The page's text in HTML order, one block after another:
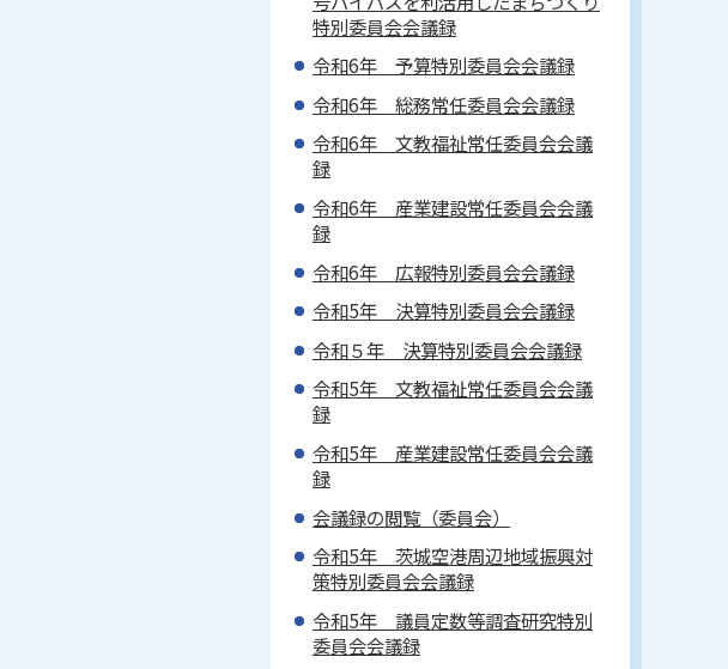
特別委員会会議録
令和6年 予算特別委員会会議録
令和6年 総務常任委員会会議録
令和6年 文教福祉常任委員会会議
録
令和6年 産業建設常任委員会会議
録
令和6年 広報特別委員会会議録
令和5年 決算特別委員会会議録
令和５年 決算特別委員会会議録
令和5年 文教福祉常任委員会会議
録
令和5年 産業建設常任委員会会議
録
会議録の閲覧（委員会）
令和5年 茨城空港周辺地域振興対
策特別委員会会議録
令和5年 議員定数等調査研究特別
委員会会議録